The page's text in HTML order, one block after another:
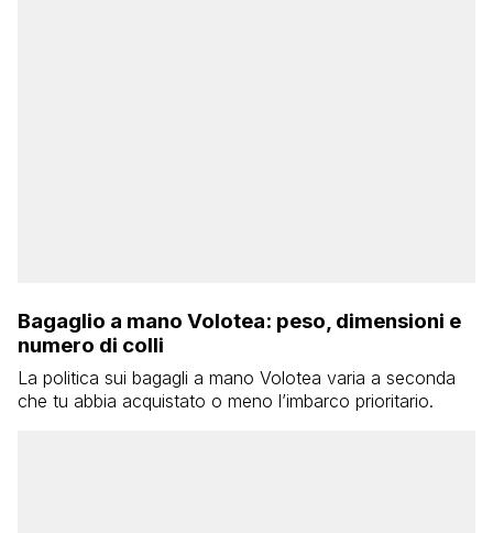
Bagaglio a mano Volotea: peso, dimensioni e
numero di colli
La politica sui bagagli a mano Volotea varia a seconda
che tu abbia acquistato o meno l’imbarco prioritario.